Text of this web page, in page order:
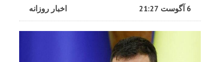
اخبار روزانه 6 آگوست 21:27